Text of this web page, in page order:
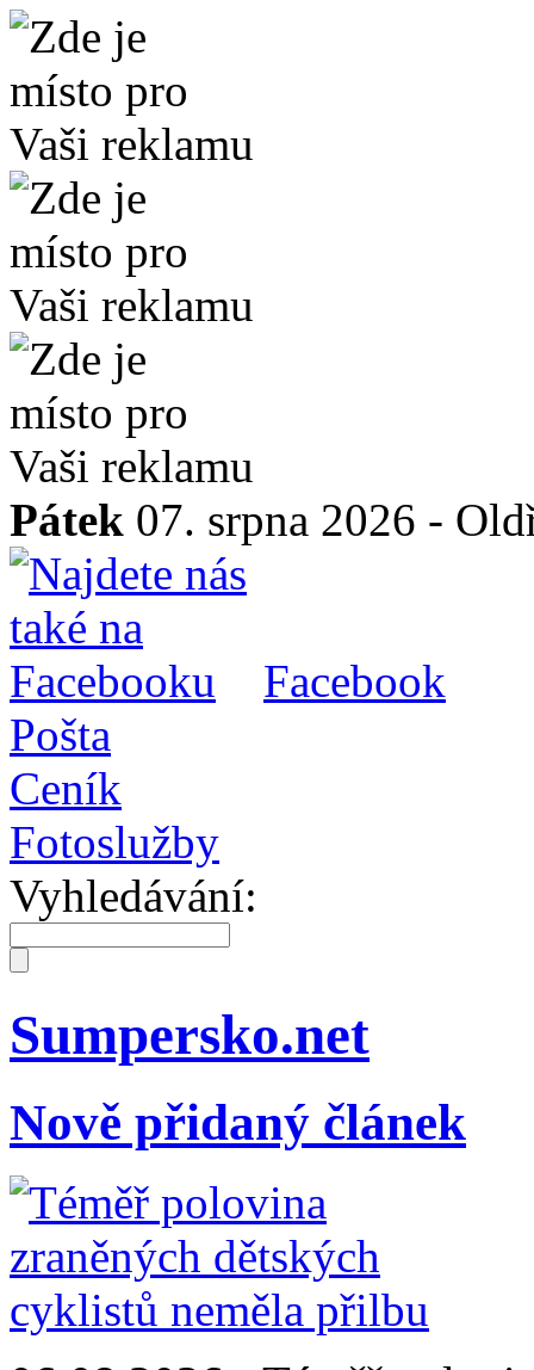
Pátek 07. srpna 2026 -
Facebook
Pošta
Ceník
Fotoslužby
Vyhledávání:
Sumpersko.net
Nově přidaný článek